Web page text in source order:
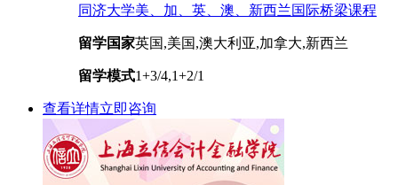
同济大学美、加、英、澳、新西兰国际桥梁课程
留学国家英国,美国,澳大利亚,加拿大,新西兰
留学模式1+3/4,1+2/1
查看详情立即咨询